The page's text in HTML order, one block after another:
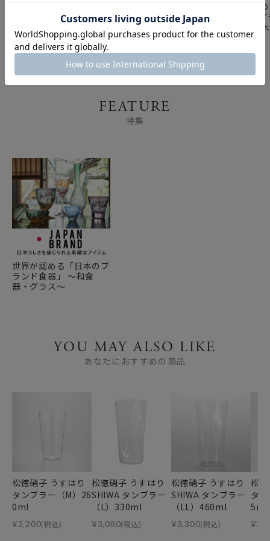
SHIWA タンブラー（S）
ラス）
SHIWA オールド（M）
270ml
松徳硝子
具（タン
ット） 【
FEATURE
特集
世界が認める「日本のブ
ランド食器」 ～和食
器・グラス～
YOU MAY ALSO LIKE
あなたにおすすめの商品
松徳硝子 うすはり
タンブラー（M）26
0ml
¥2,200(税込)
松徳硝子 うすはり
SHIWA タンブラー
（L）330ml
¥3,080(税込)
松徳硝子 うすはり
SHIWA タンブラー
（LL）460ml
¥3,300(税込)
松
タ
5ml
¥